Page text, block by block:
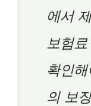
에서
보험
확인
의 보